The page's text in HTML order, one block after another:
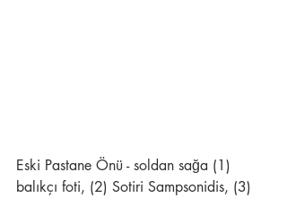
Eski Pastane Önü - soldan sağa (1)
balıkçı foti, (2) Sotiri Sampsonidis, (3)